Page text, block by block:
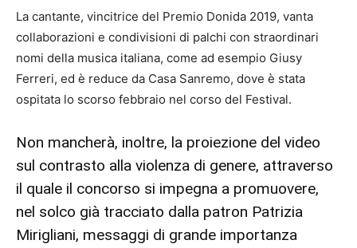
La cantante, vincitrice del Premio Donida 2019, vanta
collaborazioni e condivisioni di palchi con straordinari
nomi della musica italiana, come ad esempio Giusy
Ferreri, ed è reduce da Casa Sanremo, dove è stata
ospitata lo scorso febbraio nel corso del Festival.
Non mancherà, inoltre, la proiezione del video
sul contrasto alla violenza di genere, attraverso
il quale il concorso si impegna a promuovere,
nel solco già tracciato dalla patron Patrizia
Mirigliani, messaggi di grande importanza